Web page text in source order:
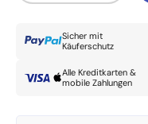
Sicher mit
Käuferschutz
Alle Kreditkarten &
mobile Zahlungen